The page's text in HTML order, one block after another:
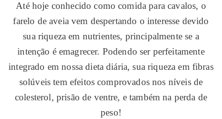
Até hoje conhecido como comida para cavalos, o
farelo de aveia vem despertando o interesse devido
sua riqueza em nutrientes, principalmente se a
intenção é emagrecer. Podendo ser perfeitamente
integrado em nossa dieta diária, sua riqueza em fibras
solúveis tem efeitos comprovados nos níveis de
colesterol, prisão de ventre, e também na perda de
peso!